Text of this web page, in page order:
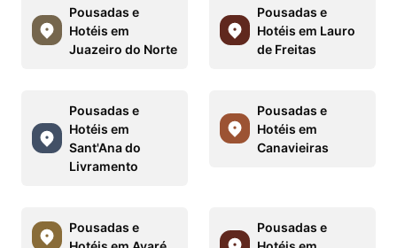
Pousadas e
Hotéis em
Juazeiro do Norte
Pousadas e
Hotéis em Lauro
de Freitas
Pousadas e
Hotéis em
Sant'Ana do
Livramento
Pousadas e
Hotéis em
Canavieiras
Pousadas e
Pousadas e